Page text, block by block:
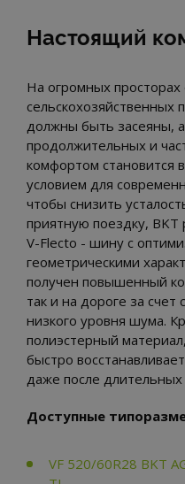
Настоящий
На огромных
сельскохозяйственных
должны быть засеяны,
продолжительных и
комфортом становится
условием для
чтобы снизить
приятную поездку, BKT
V-Flecto - шину с
геометрическими
получен повышенный
так и на дороге за
низкого уровня шума.
полиэстерный
быстро
даже после длительных
Доступные
VF 520/60R28 BKT